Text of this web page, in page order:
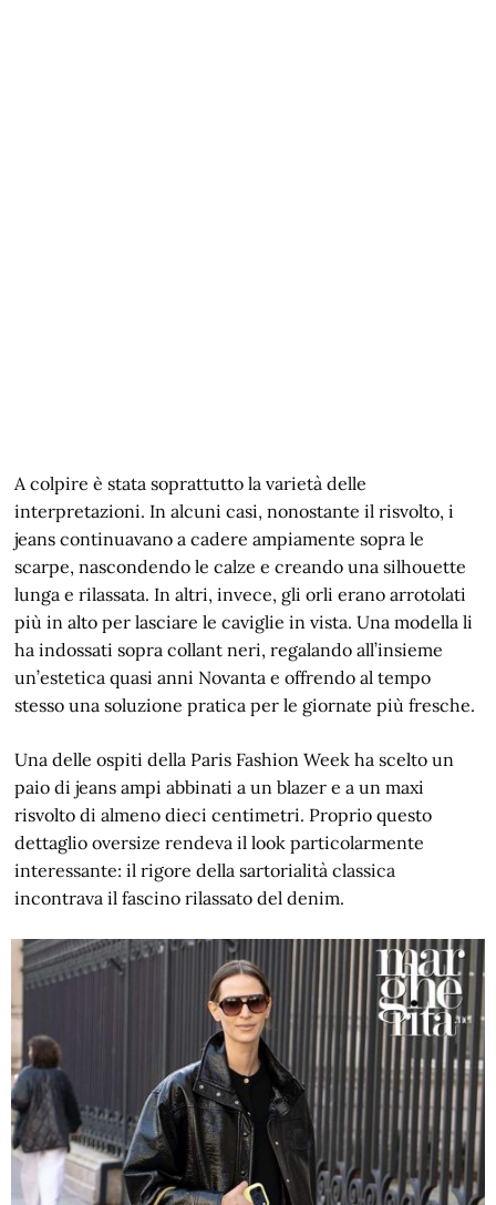
A colpire è stata soprattutto la varietà delle
interpretazioni. In alcuni casi, nonostante il risvolto, i
jeans continuavano a cadere ampiamente sopra le
scarpe, nascondendo le calze e creando una silhouette
lunga e rilassata. In altri, invece, gli orli erano arrotolati
più in alto per lasciare le caviglie in vista. Una modella li
ha indossati sopra collant neri, regalando all’insieme
un’estetica quasi anni Novanta e offrendo al tempo
stesso una soluzione pratica per le giornate più fresche.
Una delle ospiti della Paris Fashion Week ha scelto un
paio di jeans ampi abbinati a un blazer e a un maxi
risvolto di almeno dieci centimetri. Proprio questo
dettaglio oversize rendeva il look particolarmente
interessante: il rigore della sartorialità classica
incontrava il fascino rilassato del denim.